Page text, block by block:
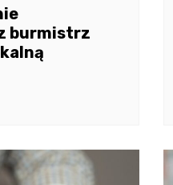
burmistrz